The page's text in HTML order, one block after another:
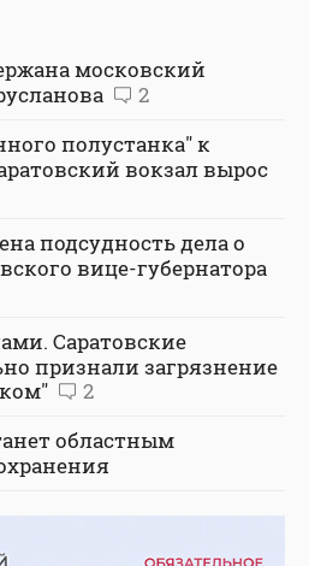
московский
2
полустанка" к
вокзал вырос
подсудность дела о
вице-губернатора
Саратовские
признали загрязнение
2
областным